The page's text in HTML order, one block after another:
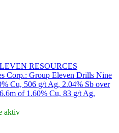
RESOURCES
Corp.: Group Eleven Drills Nine
Cu, 506 g/t Ag, 2.04% Sb over
of 1.60% Cu, 83 g/t Ag,
aktiv